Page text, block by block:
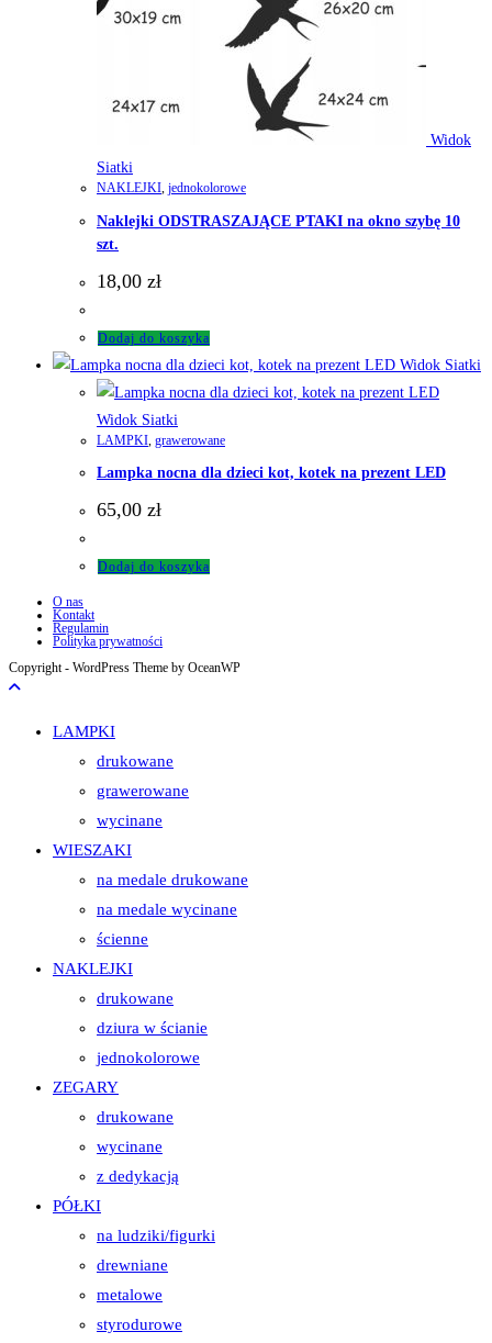
Widok
Siatki
NAKLEJKI, jednokolorowe
Naklejki ODSTRASZAJĄCE PTAKI na okno szybę 10
szt.
18,00 zł
Dodaj do koszyka
Widok Siatki
Widok Siatki
LAMPKI grawerowane
Lampka nocna dla dzieci kot, kotek na prezent LED
65,00 zł
Dodaj do koszyka
O nas
Kontakt
Regulamin
Polityka prywatności
Copyright - WordPress Theme by OceanWP
LAMPKI
drukowane
grawerowane
wycinane
WIESZAKI
na medale drukowane
na medale wycinane
ścienne
NAKLEJKI
drukowane
dziura w ścianie
jednokolorowe
ZEGARY
drukowane
wycinane
z dedykacją
PÓŁKI
na ludziki/figurki
drewniane
metalowe
styrodurowe